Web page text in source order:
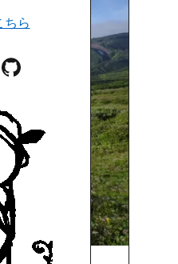
ちら